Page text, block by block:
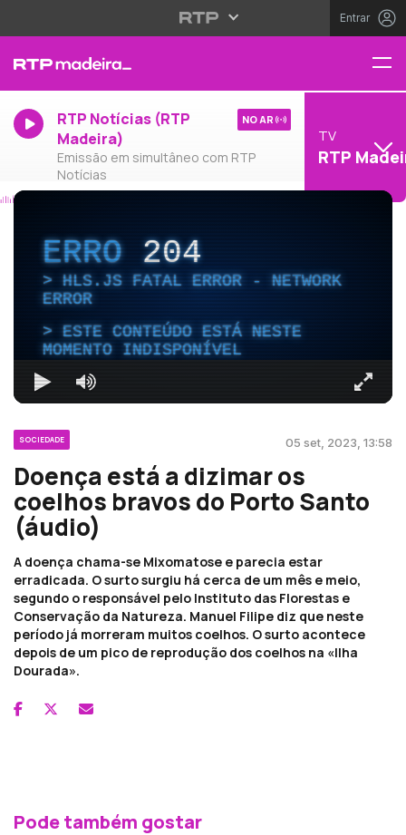
Entrar
RTP Notícias (RTP
Madeira)
Emissão em simultâneo com RTP
Notícias
NO AR
TV
RTP
ERRO204
HLS.JS FATAL ERROR - NETWORK
ERROR
ESTE CONTEÚDO ESTÁ NESTE
MOMENTO INDISPONÍVEL
SOCIEDADE 05 set, 2023, 13:58
Doença está a dizimar os
coelhos bravos do Porto Santo
(áudio)
A doença chama-se Mixomatose e parecia estar
erradicada. O surto surgiu há cerca de um mês e meio,
segundo o responsável pelo Instituto das Florestas e
Conservação da Natureza. Manuel Filipe diz que neste
período já morreram muitos coelhos. O surto acontece
depois de um pico de reprodução dos coelhos na «Ilha
Dourada».
Pode também gostar